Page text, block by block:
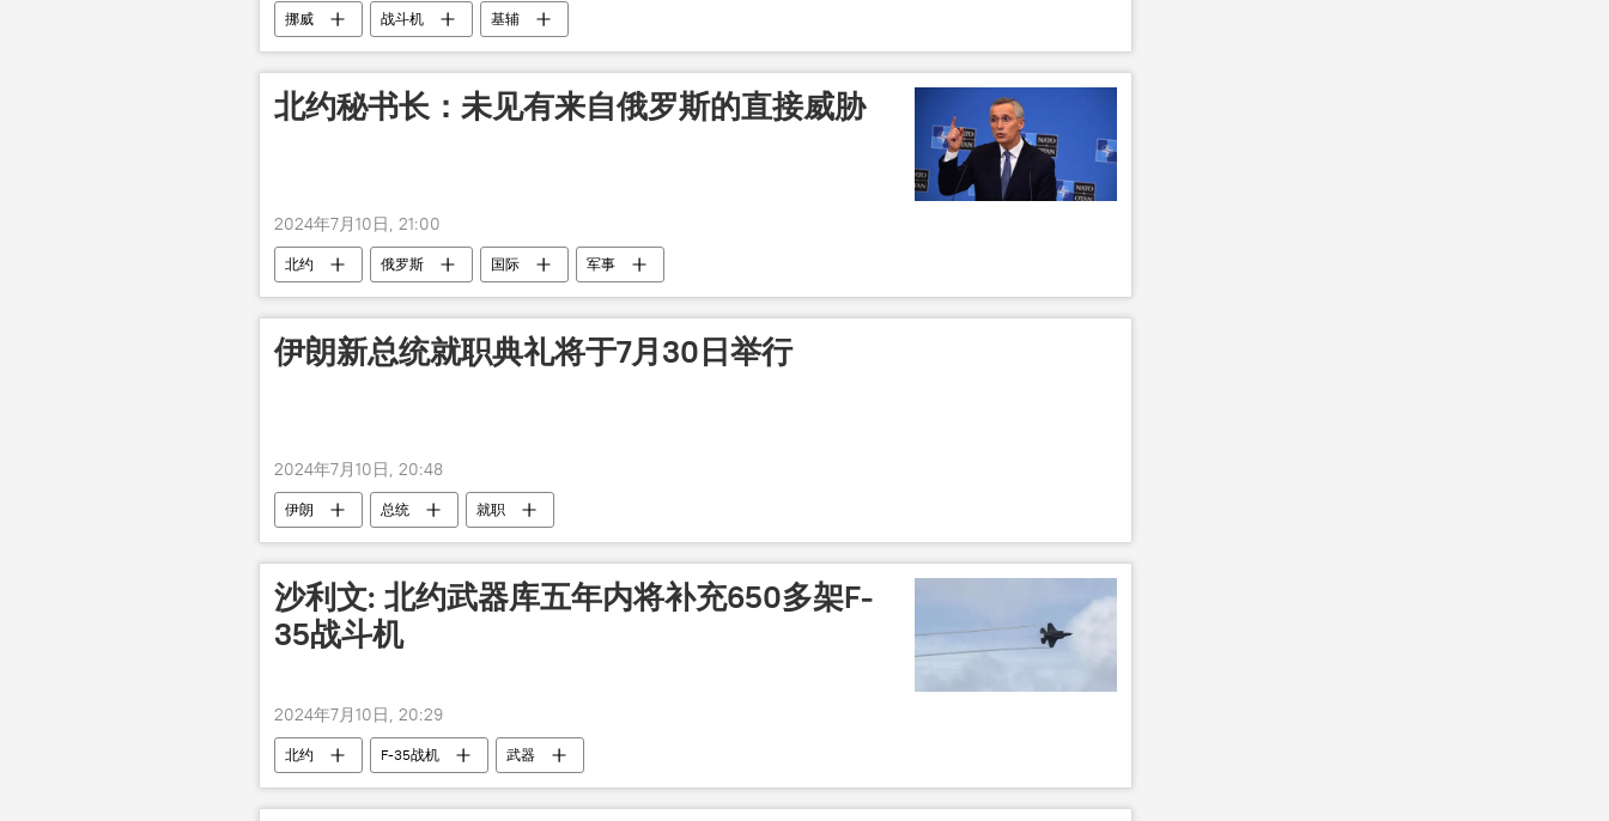
挪威 战斗机 基辅
北约秘书长：未见有来自俄罗斯的直接威胁
2024年7月10日, 21:00
北约 俄罗斯 国际 军事
伊朗新总统就职典礼将于7月30日举行
2024年7月10日, 20:48
伊朗 总统 就职
沙利文: 北约武器库五年内将补充650多架F-
35战斗机
2024年7月10日, 20:29
北约 F-35战机 武器